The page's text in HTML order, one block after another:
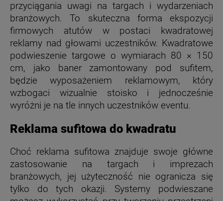
przyciągania uwagi na targach i wydarzeniach
branżowych. To skuteczna forma ekspozycji
firmowych atutów w postaci kwadratowej
reklamy nad głowami uczestników. Kwadratowe
podwieszenie targowe o wymiarach 80 × 150
cm, jako baner zamontowany pod sufitem,
będzie wyposażeniem reklamowym, który
wzbogaci wizualnie stoisko i jednocześnie
wyróżni je na tle innych uczestników eventu.
Reklama sufitowa do kwadratu
Choć reklama sufitowa znajduje swoje główne
zastosowanie na targach i imprezach
branżowych, jej użyteczność nie ogranicza się
tylko do tych okazji. Systemy podwieszane